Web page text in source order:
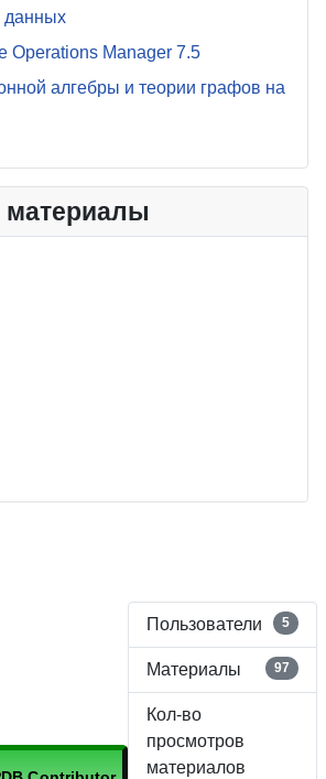
данных
Operations Manager 7.5
алгебры и теории графов на
Пользователи 5
Материалы 97
Кол-во
просмотров
материалов